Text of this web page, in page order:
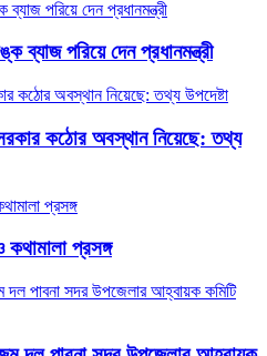
ব্যাজ পরিয়ে দেন প্রধানমন্ত্রী
কঠোর অবস্থান নিয়েছে: তথ্য
প্রসঙ্গ